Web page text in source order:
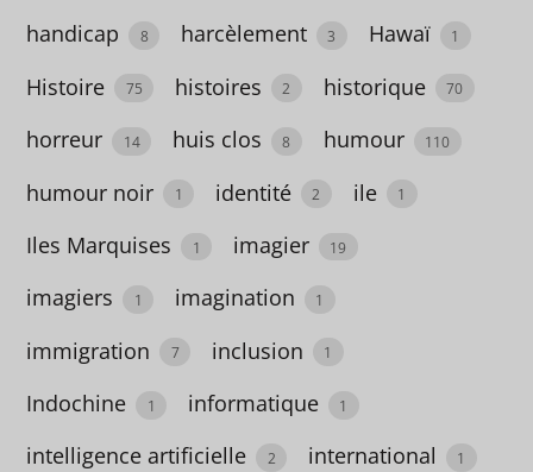
enseignement
1
entreprenariat
2
environnement
épistolaire
handicap 8 harcèlement 3 Hawaï 1
Histoire 75 histoires 2 historique 70
horreur 14 huis clos 8 humour 110
humour noir 1 identité 2 ile 1
Iles Marquises 1 imagier 19
imagiers 1 imagination 1
immigration 7 inclusion 1
Indochine 1 informatique 1
intelligence artificielle 2 international 1